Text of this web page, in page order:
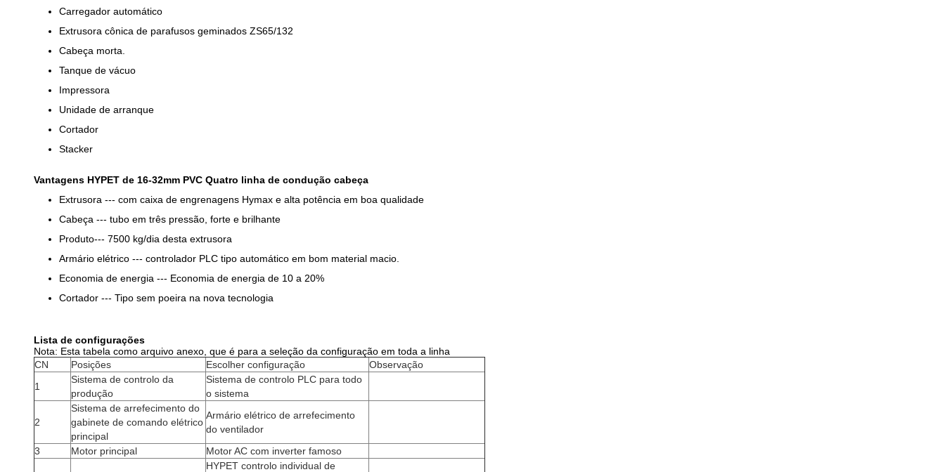
Carregador automático
Extrusora cônica de parafusos geminados ZS65/132
Cabeça morta.
Tanque de vácuo
Impressora
Unidade de arranque
Cortador
Stacker
Vantagens HYPET de 16-32mm PVC Quatro linha de condução cabeça
Extrusora --- com caixa de engrenagens Hymax e alta potência em boa qualidade
Cabeça --- tubo em três pressão, forte e brilhante
Produto--- 7500 kg/dia desta extrusora
Armário elétrico --- controlador PLC tipo automático em bom material macio.
Economia de energia --- Economia de energia de 10 a 20%
Cortador --- Tipo sem poeira na nova tecnologia
Lista de configurações
Nota: Esta tabela como arquivo anexo, que é para a seleção da configuração em toda a linha
CN
Posições Escolher configuração
Observação
1
Sistema de controlo da
produção
Sistema de controlo PLC para todo
o sistema
2
Sistema de arrefecimento do
gabinete de comando elétrico
principal
Armário elétrico de arrefecimento
do ventilador
3
Motor principal Motor AC com inverter famoso
HYPET controlo individual de